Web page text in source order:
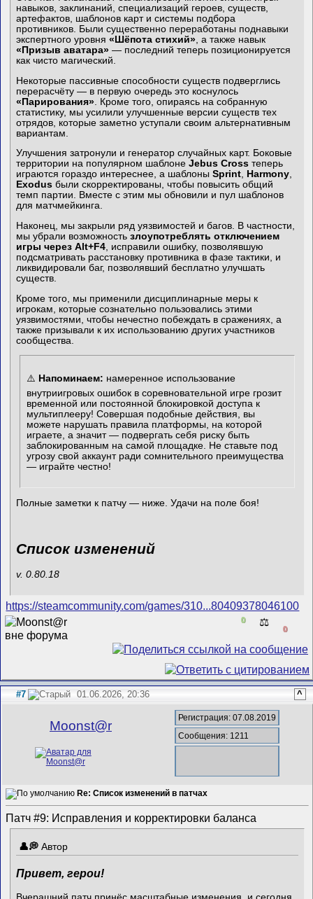
навыков, заклинаний, специализаций героев, существ,
артефактов, шаблонов карт и системы подбора
противников. Были существенно переработаны поднавыки
экспертного уровня«Шёпота стихий», а также навык
«Призыв аватара» — последний теперь позиционируется
как чисто магический.
Некоторые пассивные способности существ подверглись
перерасчёту — в первую очередь это коснулось
«Парирования» . Кроме того, опираясь на собранную
статистику, мы усилили улучшенные версии существ тех
отрядов, которые заметно уступали своим альтернативным
вариантам.
Улучшения затронули и генератор случайных карт. Боковые
территории на популярном шаблонеJebus Cross теперь
играются гораздо интереснее, а шаблоныSprint, Harmony,
Exodus были скорректированы, чтобы повысить общий
темп партии. Вместе с этим мы обновили и пул шаблонов
для матчмейкинга.
Наконец, мы закрыли ряд уязвимостей и багов. В частности,
мы убрали возможностьзлоупотреблять отключением
игры через Alt+F4 , исправили ошибку, позволявшую
подсматривать расстановку противника в фазе тактики, и
ликвидировали баг, позволявший бесплатно улучшать
существ.
Кроме того, мы применили дисциплинарные меры к
игрокам, которые сознательно пользовались этими
уязвимостями, чтобы нечестно побеждать в сражениях, а
также призывали к их использованию других участников
сообщества.
⚠️ Напоминаем: намеренное использование
внутриигровых ошибок в соревновательной игре грозит
временной или постоянной блокировкой доступа к
мультиплееру! Совершая подобные действия, вы
можете нарушать правила платформы, на которой
играете, а значит — подвергать себя риску быть
заблокированным на самой площадке. Не ставьте под
угрозу свой аккаунт ради сомнительного преимущества
— играйте честно!
Полные заметки к патчу — ниже. Удачи на поле боя!
Список изменений
v. 0.80.18
https://steamcommunity.com/games/310...80409378046100
0 ⚖️
0
#7 01.06.2026, 20:36 ^
Mооnst@r
Регистрация: 07.08.2019
Сообщения: 1211
Re: Список изменений в патчах
Патч #9: Исправления и корректировки баланса
Автор
Привет, герои!